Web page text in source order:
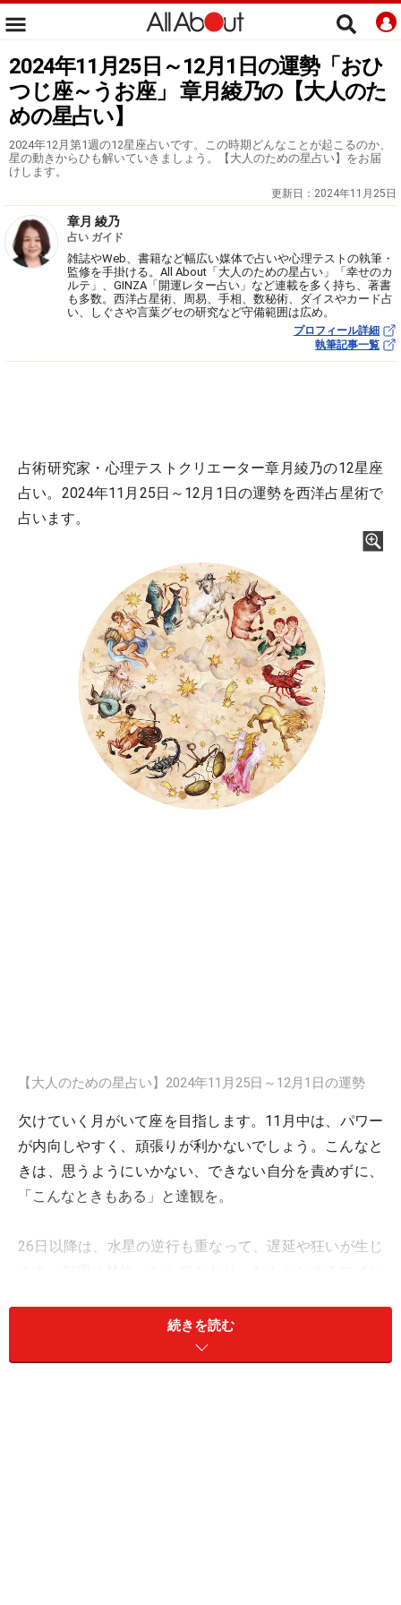
2024年11月25日～12月1日の運勢「おひ
つじ座～うお座」 章月綾乃の【大人のた
めの星占い】
2024年12月第1週の12星座占いです。この時期どんなことが起こるのか、
星の動きからひも解いていきましょう。【大人のための星占い】をお届
けします。
更新日： 2024年11月25日
章月 綾乃
占い ガイド
雑誌やWeb、書籍など幅広い媒体で占いや心理テストの執筆・
監修を手掛ける。All About「大人のための星占い」「幸せのカ
ルテ」、GINZA「開運レター占い」など連載を多く持ち、著書
も多数。西洋占星術、周易、手相、数秘術、ダイスやカード占
い、しぐさや言葉グセの研究など守備範囲は広め。
プロフィール詳細
執筆記事一覧
占術研究家・心理テストクリエーター章月綾乃の12星座
占い。2024年11月25日～12月1日の運勢を西洋占星術で
占います。
【大人のための星占い】2024年11月25日～12月1日の運勢
欠けていく月がいて座を目指します。11月中は、パワー
が内向しやすく、頑張りが利かないでしょう。こんなと
きは、思うようにいかない、できない自分を責めずに、
「こんなときもある」と達観を。
26日以降は、水星の逆行も重なって、遅延や狂いが生じ
＜あなたの今週の運勢は？＞
続きを読む